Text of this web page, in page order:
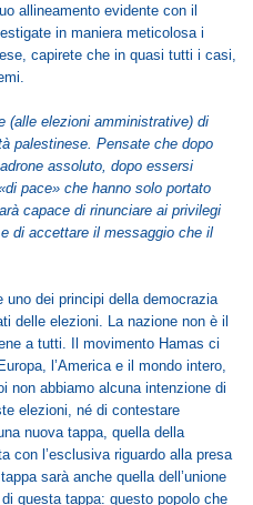
allineamento evidente con il
in maniera meticolosa i
capirete che in quasi tutti i casi,
(alle elezioni amministrative) di
palestinese. Pensate che dopo
assoluto, dopo essersi
pace» che hanno solo portato
capace di rinunciare ai privilegi
di accettare il messaggio che il
uno dei principi della democrazia
delle elezioni. La nazione non è il
a tutti. Il movimento Hamas ci
l’America e il mondo intero,
abbiamo alcuna intenzione di
elezioni, né di contestare
nuova tappa, quella della
con l’esclusiva riguardo alla presa
sarà anche quella dell’unione
questa tappa: questo popolo che